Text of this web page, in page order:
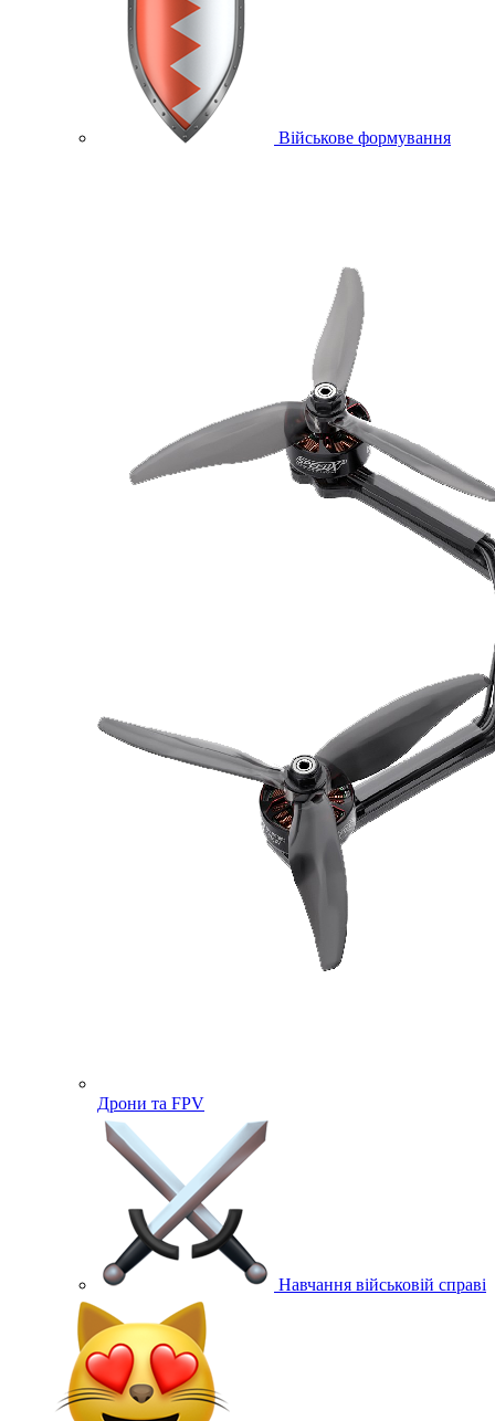
Військове формування
Дрони та FPV
Навчання військовій справі